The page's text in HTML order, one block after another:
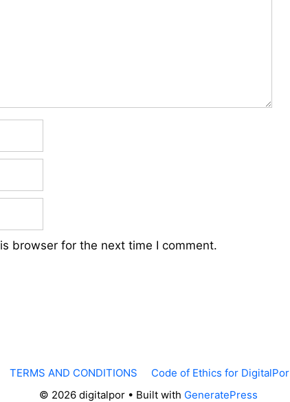
browser for the next time I comment.
TERMS AND CONDITIONS Code of Ethics for DigitalPor
© 2026 digitalpor • Built with GeneratePress